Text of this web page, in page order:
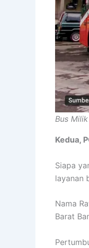
Bus
Kedua,
Siapa
layanan
Nama
Barat